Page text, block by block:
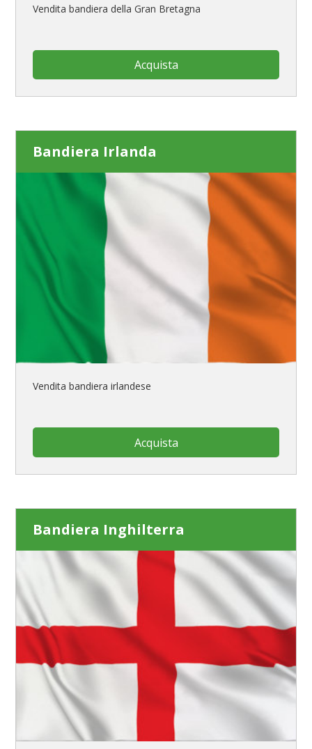
Vendita bandiera della Gran Bretagna
Acquista
Bandiera Irlanda
Vendita bandiera irlandese
Acquista
Bandiera Inghilterra